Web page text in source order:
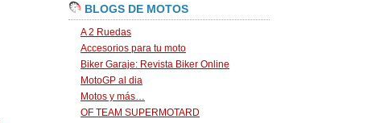
BLOGS DE MOTOS
A 2 Ruedas
Accesorios para tu moto
Biker Garaje: Revista Biker Online
MotoGP al dia
Motos y más…
OF TEAM SUPERMOTARD